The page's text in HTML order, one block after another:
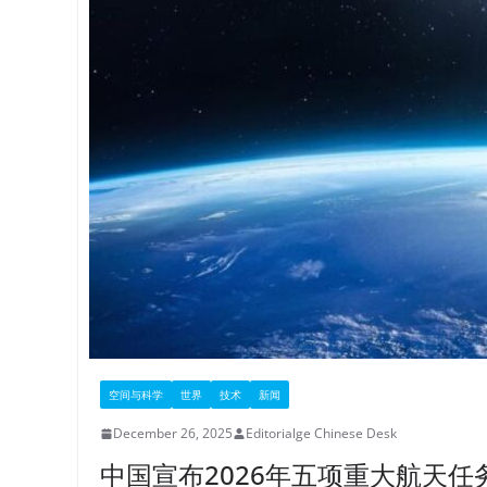
空间与科学 世界 技术 新闻
December 26, 2025 Editorialge Chinese Desk
中国宣布2026年五项重大航天任